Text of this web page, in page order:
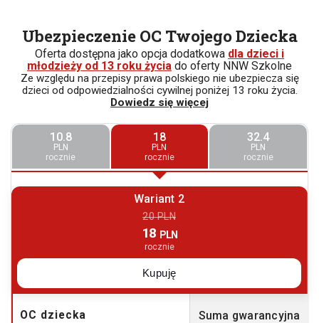
Ubezpieczenie OC Twojego Dziecka
Oferta dostępna jako opcja dodatkowa dla dzieci i
młodzieży od 13 roku życia do oferty NNW Szkolne
Ze względu na przepisy prawa polskiego nie ubezpiecza się
dzieci od odpowiedzialności cywilnej poniżej 13 roku życia.
Dowiedz się więcej
10.8
PLN
rocznie
18
PLN
rocznie
32.4
PLN
rocznie
Wariant 2
20 PLN
18 PLN
rocznie
Kupuję
OC dziecka Suma gwarancyjna